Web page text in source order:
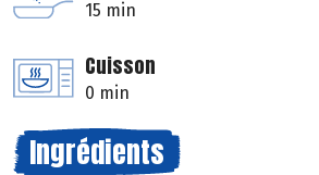
15 min
Cuisson
0 min
Ingrédients